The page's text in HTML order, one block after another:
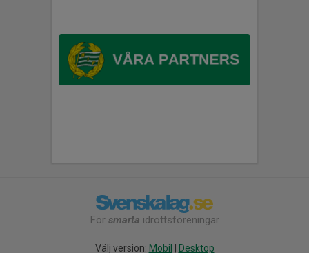
För smarta idrottsföreningar
Välj version: Mobil Desktop